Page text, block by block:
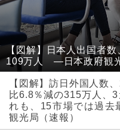
【図解】日本人出国者
109万人 ―日本政府観光
【図解】訪日外国人数
比6.8％減の315万人、3
れも、15市場では過
観光局（速報）